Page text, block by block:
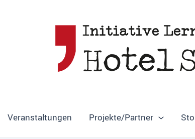
Veranstaltungen Projekte/Partner